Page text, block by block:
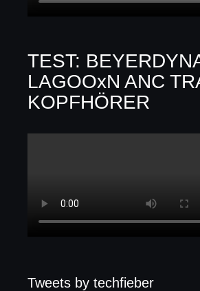
TEST:
LAGOOxN ANC
KOPFHÖRER
Tweets by techfieber